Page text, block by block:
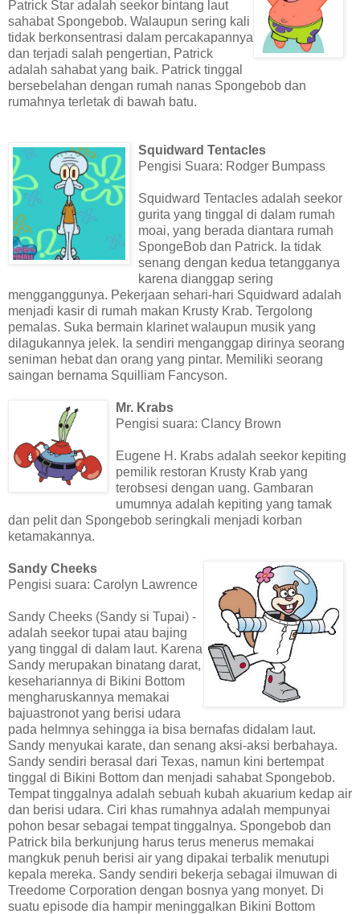
Patrick Star adalah seekor bintang laut
sahabat Spongebob. Walaupun sering kali
tidak berkonsentrasi dalam percakapannya
dan terjadi salah pengertian, Patrick
adalah sahabat yang baik. Patrick tinggal
bersebelahan dengan rumah nanas Spongebob dan
rumahnya terletak di bawah batu.
Squidward Tentacles
Pengisi Suara: Rodger Bumpass
Squidward Tentacles adalah seekor
gurita yang tinggal di dalam rumah
moai, yang berada diantara rumah
SpongeBob dan Patrick. Ia tidak
senang dengan kedua tetangganya
karena dianggap sering
mengganggunya. Pekerjaan sehari-hari Squidward adalah
menjadi kasir di rumah makan Krusty Krab. Tergolong
pemalas. Suka bermain klarinet walaupun musik yang
dilagukannya jelek. Ia sendiri menganggap dirinya seorang
seniman hebat dan orang yang pintar. Memiliki seorang
saingan bernama Squilliam Fancyson.
Mr. Krabs
Pengisi suara: Clancy Brown
Eugene H. Krabs adalah seekor kepiting
pemilik restoran Krusty Krab yang
terobsesi dengan uang. Gambaran
umumnya adalah kepiting yang tamak
dan pelit dan Spongebob seringkali menjadi korban
ketamakannya.
Sandy Cheeks
Pengisi suara: Carolyn Lawrence
Sandy Cheeks (Sandy si Tupai) -
adalah seekor tupai atau bajing
yang tinggal di dalam laut. Karena
Sandy merupakan binatang darat,
kesehariannya di Bikini Bottom
mengharuskannya memakai
bajuastronot yang berisi udara
pada helmnya sehingga ia bisa bernafas didalam laut.
Sandy menyukai karate, dan senang aksi-aksi berbahaya.
Sandy sendiri berasal dari Texas, namun kini bertempat
tinggal di Bikini Bottom dan menjadi sahabat Spongebob.
Tempat tinggalnya adalah sebuah kubah akuarium kedap air
dan berisi udara. Ciri khas rumahnya adalah mempunyai
pohon besar sebagai tempat tinggalnya. Spongebob dan
Patrick bila berkunjung harus terus menerus memakai
mangkuk penuh berisi air yang dipakai terbalik menutupi
kepala mereka. Sandy sendiri bekerja sebagai ilmuwan di
Treedome Corporation dengan bosnya yang monyet. Di
suatu episode dia hampir meninggalkan Bikini Bottom